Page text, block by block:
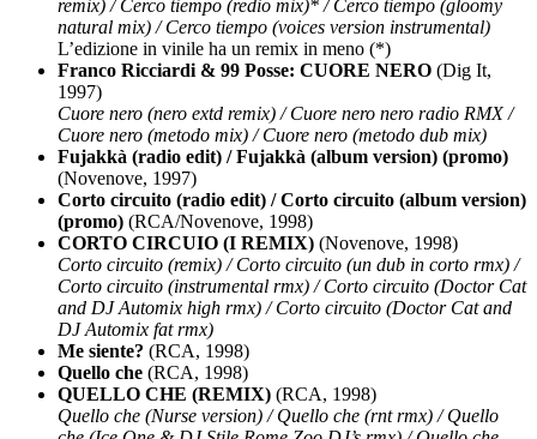
remix) / Cerco tiempo (redio mix)* / Cerco tiempo (gloomy
natural mix) / Cerco tiempo (voices version instrumental)
L’edizione in vinile ha un remix in meno (*)
Franco Ricciardi & 99 Posse: CUORE NERO (Dig It,
1997)
Cuore nero (nero extd remix) / Cuore nero nero radio RMX /
Cuore nero (metodo mix) / Cuore nero (metodo dub mix)
Fujakkà (radio edit) / Fujakkà (album version) (promo)
(Novenove, 1997)
Corto circuito (radio edit) / Corto circuito (album version)
(promo) (RCA/Novenove, 1998)
CORTO CIRCUIO (I REMIX) (Novenove, 1998)
Corto circuito (remix) / Corto circuito (un dub in corto rmx) /
Corto circuito (instrumental rmx) / Corto circuito (Doctor Cat
and DJ Automix high rmx) / Corto circuito (Doctor Cat and
DJ Automix fat rmx)
Me siente? (RCA, 1998)
Quello che (RCA, 1998)
QUELLO CHE (REMIX) (RCA, 1998)
Quello che (Nurse version) / Quello che (rnt rmx) / Quello